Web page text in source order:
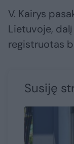
V. Kairys
Lietuvoje,
registruotas
Susiję